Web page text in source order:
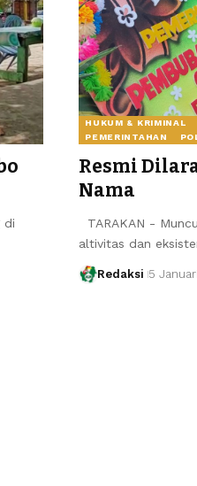
di
HUKUM & KRIMINAL
PEMERINTAHAN
Resmi
Nama
TARAKAN -
altivitas dan
Redaksi 5